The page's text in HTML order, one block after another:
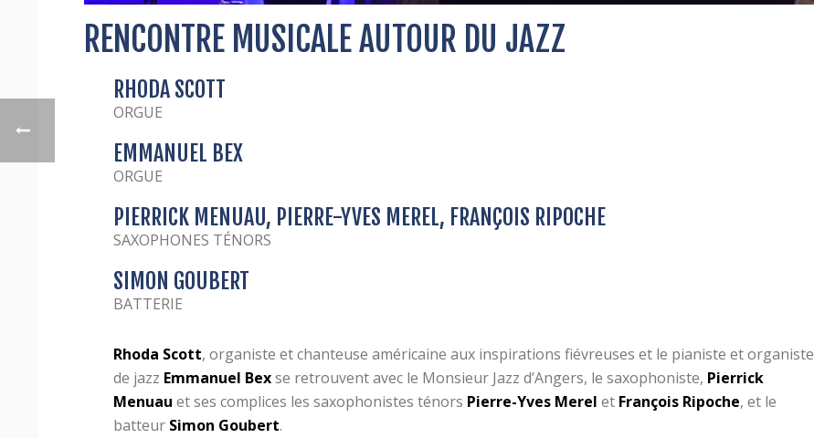
RENCONTRE MUSICALE AUTOUR DU JAZZ
RHODA SCOTT
ORGUE
EMMANUEL BEX
ORGUE
PIERRICK MENUAU, PIERRE-YVES MEREL, FRANÇOIS RIPOCHE
SAXOPHONES TÉNORS
SIMON GOUBERT
BATTERIE
Rhoda Scott, organiste et chanteuse américaine aux inspirations fiévreuses et le pianiste et organiste
de jazz Emmanuel Bexse retrouvent avec le Monsieur Jazz d’Angers, le saxophoniste, Pierrick
Menuau et ses complices les saxophonistes ténors Pierre-Yves Merel et François Ripoche, et le
batteur Simon Goubert.